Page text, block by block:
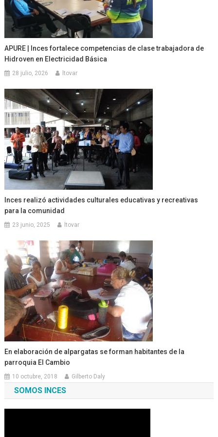
APURE | Inces fortalece competencias de clase trabajadora de
Hidroven en Electricidad Básica
28 julio, 2026 ltovar
Inces realizó actividades culturales educativas y recreativas
para la comunidad
23 junio, 2025 ltovar
En elaboración de alpargatas se forman habitantes de la
parroquia El Cambio
10 octubre, 2018 Gilberto Daly
SOMOS INCES